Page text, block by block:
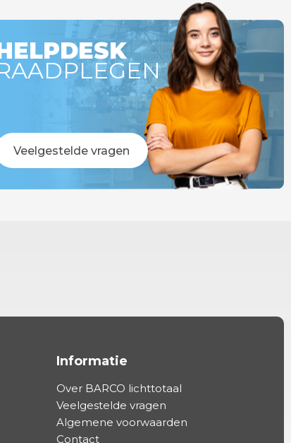
vandaag verstuurd!
Veelgestelde vragen
Informatie
Over BARCO lichttotaal
Veelgestelde vragen
Algemene voorwaarden
Contact